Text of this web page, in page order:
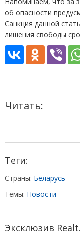
Напоминаем, что за
об опасности
Санкция данной
лишения свободы
Читать:
Теги:
Страны: Беларусь
Темы: Новости
Эксклюзив